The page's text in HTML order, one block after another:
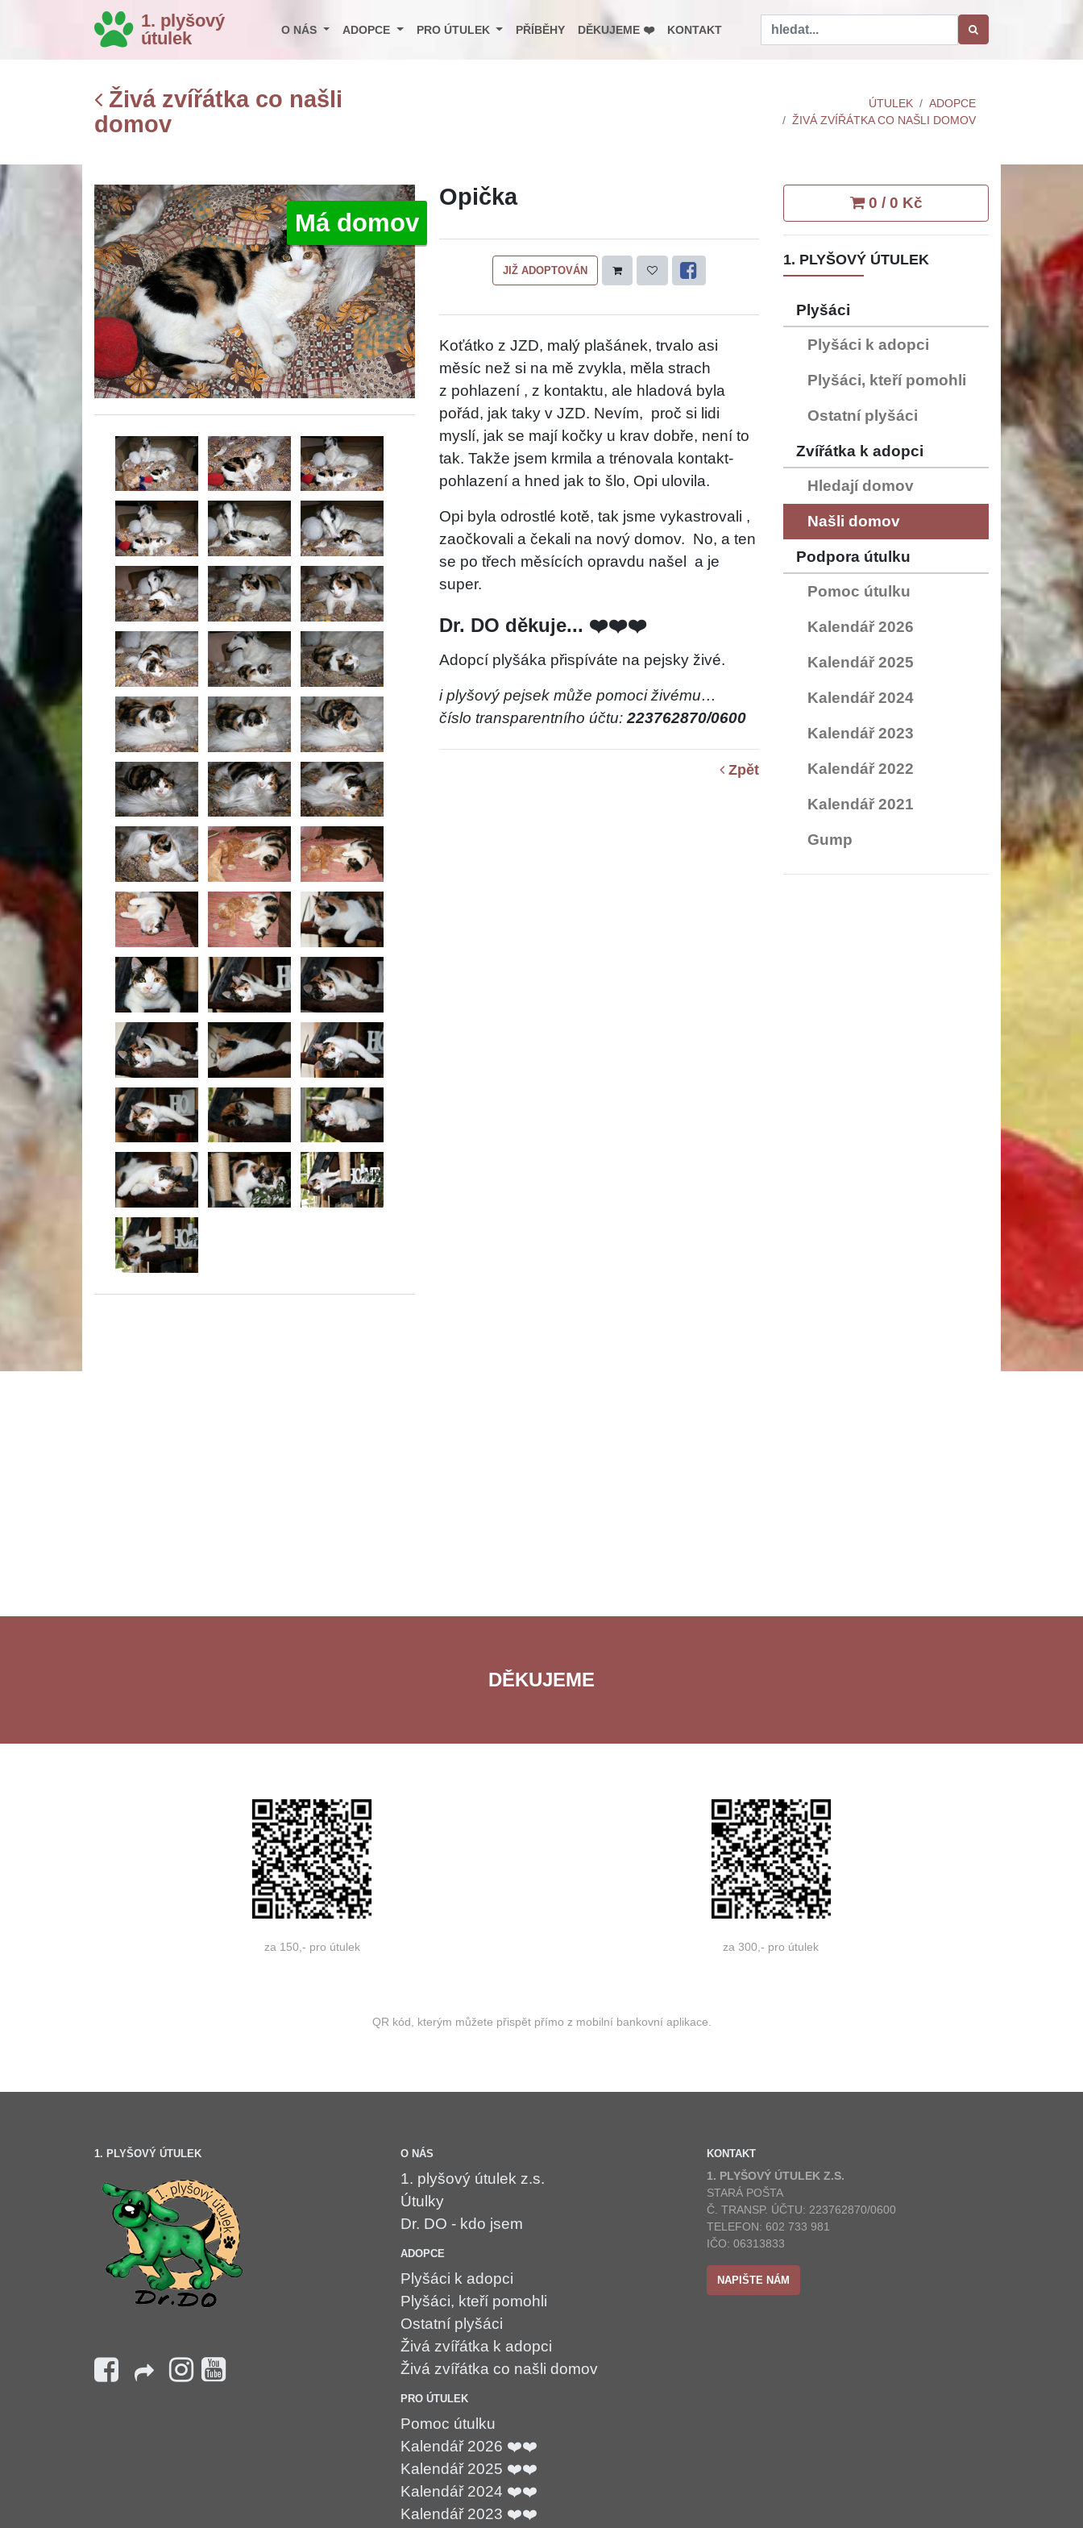
1. plyšový
útulek
O NÁS ADOPCE PRO ÚTULEK PŘÍBĚHY DĚKUJEME ❤️ KONTAKT
Živá zvířátka co našli
domov
ÚTULEK
ADOPCE
ŽIVÁ ZVÍŘÁTKA CO NAŠLI DOMOV
Má domov
Opička
JIŽ ADOPTOVÁN
Koťátko z JZD, malý plašánek, trvalo asi
měsíc než si na mě zvykla, měla strach
z pohlazení , z kontaktu, ale hladová byla
pořád, jak taky v JZD. Nevím, proč si lidi
myslí, jak se mají kočky u krav dobře, není to
tak. Takže jsem krmila a trénovala kontakt-
pohlazení a hned jak to šlo, Opi ulovila.
Opi byla odrostlé kotě, tak jsme vykastrovali ,
zaočkovali a čekali na nový domov. No, a ten
se po třech měsících opravdu našel a je
super.
Dr. DO děkuje... ❤️❤️❤️
Adopcí plyšáka přispíváte na pejsky živé.
i plyšový pejsek může pomoci živému…
číslo transparentního účtu: 223762870/0600
Zpět
0 / 0 Kč
1. PLYŠOVÝ ÚTULEK
Plyšáci
Plyšáci k adopci
Plyšáci, kteří pomohli
Ostatní plyšáci
Zvířátka k adopci
Hledají domov
Našli domov
Podpora útulku
Pomoc útulku
Kalendář 2026
Kalendář 2025
Kalendář 2024
Kalendář 2023
Kalendář 2022
Kalendář 2021
Gump
DĚKUJEME
za 150,- pro útulek za 300,- pro útulek
QR kód, kterým můžete přispět přímo z mobilní bankovní aplikace.
1. PLYŠOVÝ ÚTULEK O NÁS
1. plyšový útulek z.s.
Útulky
Dr. DO - kdo jsem
ADOPCE
Plyšáci k adopci
Plyšáci, kteří pomohli
Ostatní plyšáci
Živá zvířátka k adopci
Živá zvířátka co našli domov
PRO ÚTULEK
Pomoc útulku
Kalendář 2026 ❤️❤️
Kalendář 2025 ❤️❤️
Kalendář 2024 ❤️❤️
Kalendář 2023 ❤️❤️
KONTAKT
1. PLYŠOVÝ ÚTULEK Z.S.
STARÁ POŠTA
Č. TRANSP. ÚČTU: 223762870/0600
TELEFON: 602 733 981
IČO: 06313833
NAPIŠTE NÁM